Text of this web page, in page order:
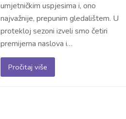
umjetničkim uspjesima i, ono
najvažnije, prepunim gledalištem. U
protekloj sezoni izveli smo četiri
premijerna naslova i…
Pročitaj više